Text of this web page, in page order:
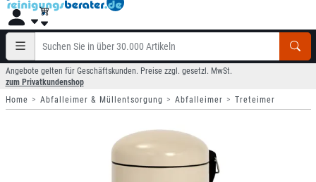
Angebote gelten für Geschäftskunden. Preise zzgl. gesetzl. MwSt.
zum Privatkundenshop
Home
Abfalleimer & Müllentsorgung Abfalleimer Treteimer